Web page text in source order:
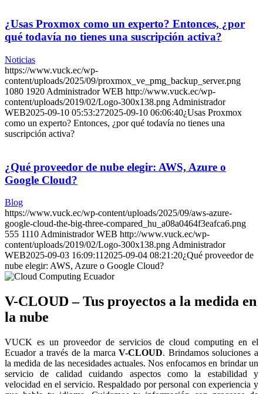
¿Usas Proxmox como un experto? Entonces, ¿por
qué todavía no tienes una suscripción activa?
Noticias
https://www.vuck.ec/wp-
content/uploads/2025/09/proxmox_ve_pmg_backup_server.png
1080 1920 Administrador WEB http://www.vuck.ec/wp-
content/uploads/2019/02/Logo-300x138.png Administrador
WEB2025-09-10 05:53:272025-09-10 06:06:40¿Usas Proxmox
como un experto? Entonces, ¿por qué todavía no tienes una
suscripción activa?
¿Qué proveedor de nube elegir: AWS, Azure o
Google Cloud?
Blog
https://www.vuck.ec/wp-content/uploads/2025/09/aws-azure-
google-cloud-the-big-three-compared_hu_a08a0464f3eafca6.png
555 1110 Administrador WEB http://www.vuck.ec/wp-
content/uploads/2019/02/Logo-300x138.png Administrador
WEB2025-09-03 16:09:11 2025-09-04 08:21:20¿Qué proveedor de
nube elegir: AWS, Azure o Google Cloud?
V-CLOUD – Tus proyectos a la medida en
la nube
VUCK es un proveedor de servicios de cloud computing en el
Ecuador a través de la marcaV-CLOUD. Brindamos soluciones a
la medida de las necesidades actuales. Nos enfocamos en brindar un
servicio de calidad cuidando aspectos como la estabilidad y
velocidad en el servicio. Respaldado por personal con experiencia y